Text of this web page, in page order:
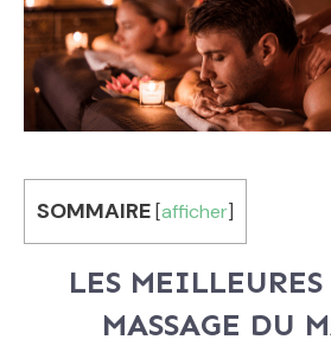
SOMMAIRE [afficher]
LES
MASSAGE DU